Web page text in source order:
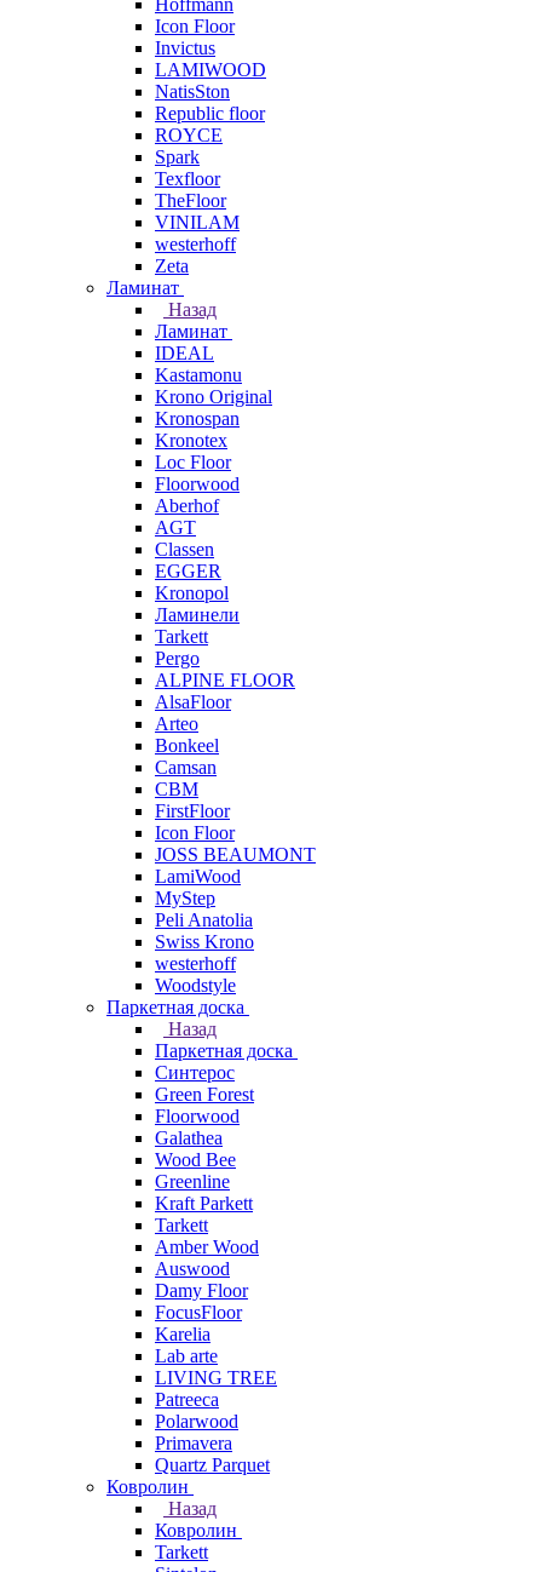
Hoffmann
Icon Floor
Invictus
LAMIWOOD
NatisSton
Republic floor
ROYCE
Spark
Texfloor
TheFloor
VINILAM
westerhoff
Zeta
Ламинат
Назад
Ламинат
IDEAL
Kastamonu
Krono Original
Kronospan
Kronotex
Loc Floor
Floorwood
Aberhof
AGT
Classen
EGGER
Kronopol
Ламинели
Tarkett
Pergo
ALPINE FLOOR
AlsaFloor
Arteo
Bonkeel
Camsan
CBM
FirstFloor
Icon Floor
JOSS BEAUMONT
LamiWood
MyStep
Peli Anatolia
Swiss Krono
westerhoff
Woodstyle
Паркетная доска
Назад
Паркетная доска
Синтерос
Green Forest
Floorwood
Galathea
Wood Bee
Greenline
Kraft Parkett
Tarkett
Amber Wood
Auswood
Damy Floor
FocusFloor
Karelia
Lab arte
LIVING TREE
Patreeca
Polarwood
Primavera
Quartz Parquet
Ковролин
Назад
Ковролин
Tarkett